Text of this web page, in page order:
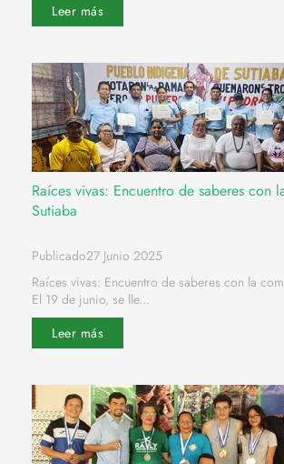
Leer más
Raíces vivas: Encuentro de saberes con
Sutiaba
Publicado27 Junio 2025
Raíces vivas: Encuentro de saberes con la
El 19 de junio, se lle...
Leer más